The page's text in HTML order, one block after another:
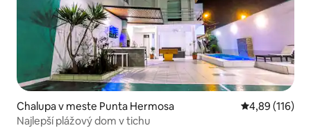
Chalupa v meste Punta Hermosa Priemerné
4,89 (116)
Najlepší plážový dom v tichu